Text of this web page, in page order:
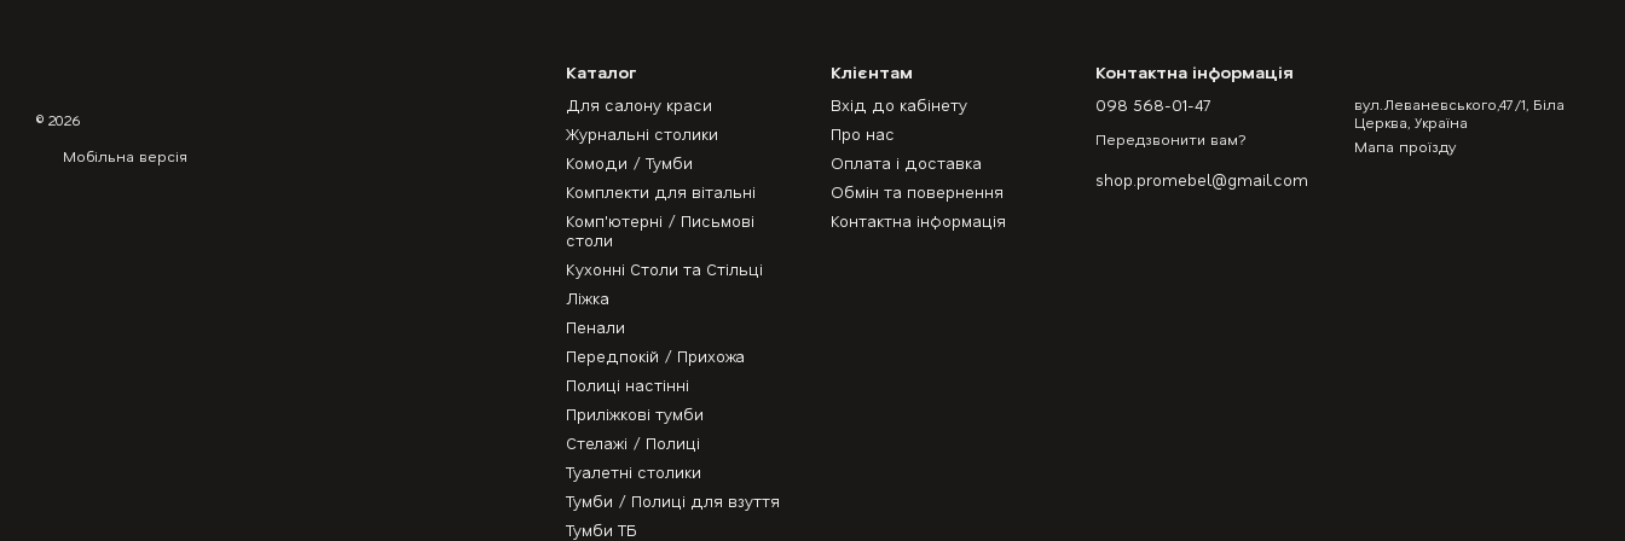
© 2026
Мобільна версія
Каталог
Для салону краси
Журнальні столики
Комоди / Тумби
Комплекти для вітальні
Комп'ютерні / Письмові
столи
Кухонні Столи та Стільці
Ліжка
Пенали
Передпокій / Прихожа
Полиці настінні
Приліжкові тумби
Стелажі / Полиці
Туалетні столики
Тумби / Полиці для взуття
Тумби ТБ
Клієнтам
Вхід до кабінету
Про нас
Оплата і доставка
Обмін та повернення
Контактна інформація
Контактна інформація
098 568-01-47
Передзвонити вам?
shop.promebel@gmail.com
вул.Леваневського,47/1, Біла
Церква, Україна
Мапа проїзду